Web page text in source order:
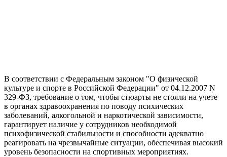
В соответствии с Федеральным законом "О физической
культуре и спорте в Российской Федерации" от 04.12.2007 N
329-ФЗ, требование о том, чтобы стюарты не стояли на учете
в органах здравоохранения по поводу психических
заболеваний, алкогольной и наркотической зависимости,
гарантирует наличие у сотрудников необходимой
психофизической стабильности и способности адекватно
реагировать на чрезвычайные ситуации, обеспечивая высокий
уровень безопасности на спортивных мероприятиях.